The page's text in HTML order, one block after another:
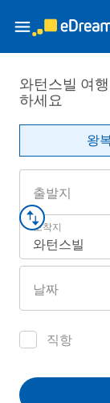
와턴스빌 여
하세요
왕
출발지
도착지
와턴스빌
날짜
직항